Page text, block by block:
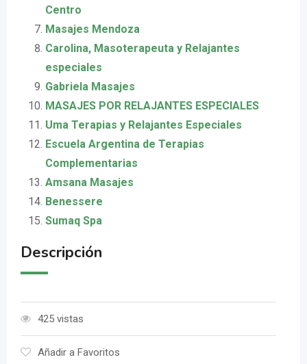
Centro
Masajes Mendoza
Carolina, Masoterapeuta y Relajantes
especiales
Gabriela Masajes
MASAJES POR RELAJANTES ESPECIALES
Uma Terapias y Relajantes Especiales
Escuela Argentina de Terapias
Complementarias
Amsana Masajes
Benessere
Sumaq Spa
Descripción
425 vistas
Añadir a Favoritos